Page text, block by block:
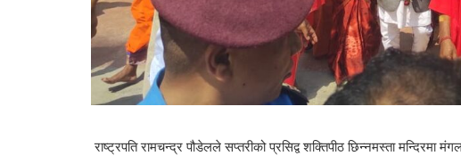
राष्ट्रपति रामचन्द्र पौडेलले सप्तरीको प्रसिद्व शक्तिपीठ छिन्नमस्ता मन्दिरमा